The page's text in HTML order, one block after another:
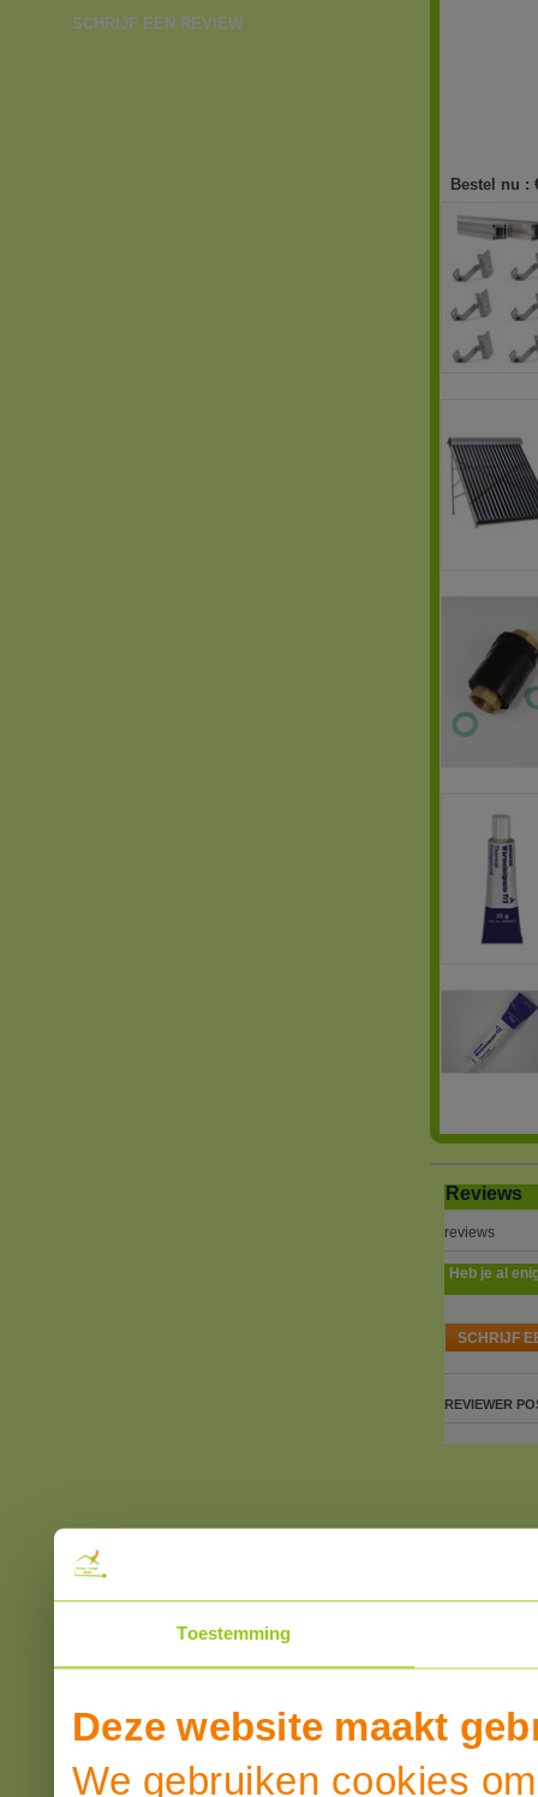
Toestemming
Deze website maakt
We gebruiken cookies
SCHRIJF EEN REVIEW
Bestel nu :
Reviews
reviews
Heb je al
SCHRIJF
REVIEWER